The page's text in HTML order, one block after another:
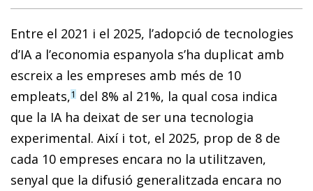
Entre el 2021 i el 2025, l’adopció de tecnologies
d’IA a l’economia espanyola s’ha duplicat amb
escreix a les empreses amb més de 10
empleats,1 del 8% al 21%, la qual cosa indica
que la IA ha deixat de ser una tecnologia
experimental. Així i tot, el 2025, prop de 8 de
cada 10 empreses encara no la utilitzaven,
senyal que la difusió generalitzada encara no